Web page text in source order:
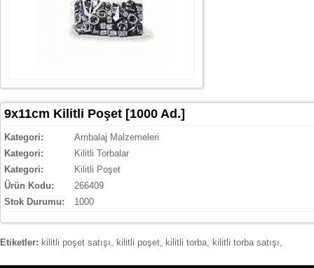
9x11cm Kilitli Poşet [1000 Ad.]
Kategori:
Ambalaj Malzemeleri
Kategori:
Kilitli Torbalar
Kategori:
Kilitli Poşet
Ürün Kodu:
266409
Stok Durumu:
1000
Etiketler: kilitli poşet satışı, kilitli poşet, kilitli torba, kilitli torba satışı,